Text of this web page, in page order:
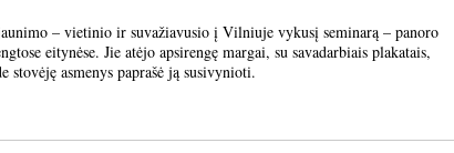
– vietinio ir suvažiavusio į Vilniuje vykusį seminarą – panoro
eitynėse. Jie atėjo apsirengę margai, su savadarbiais plakatais,
stovėję asmenys paprašė ją susivynioti.